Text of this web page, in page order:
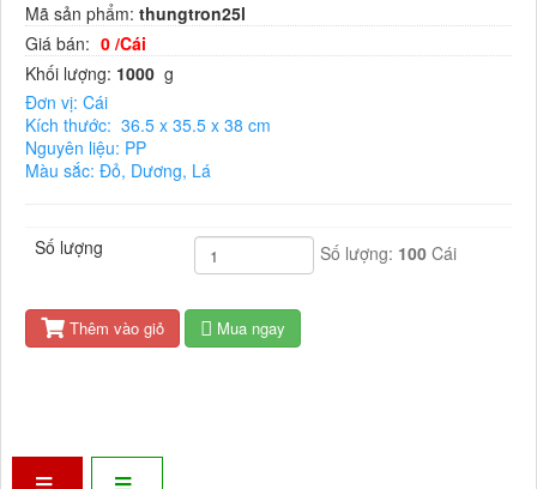
Mã sản phẩm: thungtron25l
Giá bán: 0 /Cái
Khối lượng: 1000 g
Đơn vị: Cái
Kích thước: 36.5 x 35.5 x 38 cm
Nguyên liệu: PP
Màu sắc: Đỏ, Dương, Lá
Số lượng Số lượng: 100 Cái
Thêm vào giỏ Mua ngay